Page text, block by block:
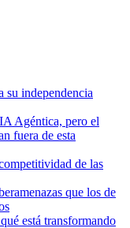
su independencia
Agéntica, pero el
fuera de esta
de las
que los de
está transformando